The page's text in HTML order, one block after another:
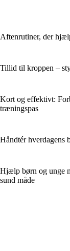
Aftenrutiner, der
Tillid til kroppen –
Kort og effektivt:
træningspas
Håndtér hverdagens
Hjælp børn og unge
sund måde